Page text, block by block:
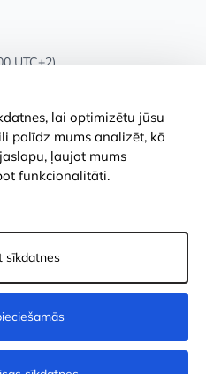
UTC+2)
Privātuma politika
Noteikumi un nosacījumi
Preču atgriešanās
Sīkdatņu iestatījumi
lai optimizētu jūsu
palīdz mums analizēt, kā
ļaujot mums
funkcionalitāti.
sīkdatnes